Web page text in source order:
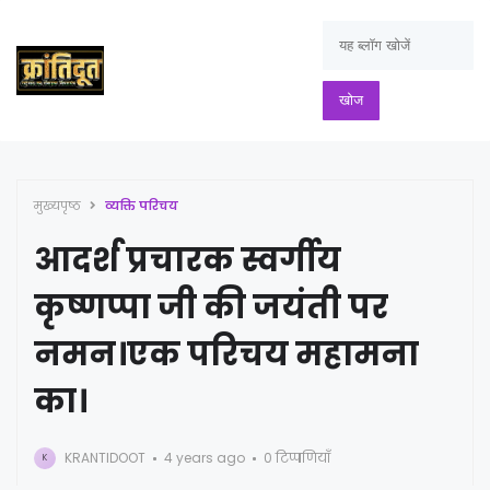
मुख्यपृष्ठ व्यक्ति परिचय
आदर्श प्रचारक स्वर्गीय
कृष्णप्पा जी की जयंती पर
नमन।एक परिचय महामना
का।
K KRANTIDOOT 4 years ago 0 टिप्पणियाँ